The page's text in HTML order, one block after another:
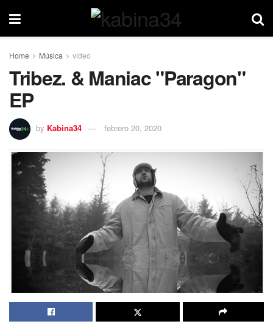
Home Música video
Tribez. & Maniac "Paragon"
EP
by Kabina34 febrero 20, 2020